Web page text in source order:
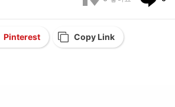
Pinterest Copy Link